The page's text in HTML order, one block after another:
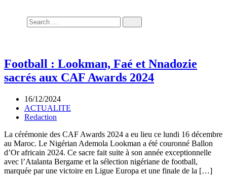
Football : Lookman, Faé et Nnadozie
sacrés aux CAF Awards 2024
16/12/2024
ACTUALITE
Redaction
La cérémonie des CAF Awards 2024 a eu lieu ce lundi 16 décembre
au Maroc. Le Nigérian Ademola Lookman a été couronné Ballon
d’Or africain 2024. Ce sacre fait suite à son année exceptionnelle
avec l’Atalanta Bergame et la sélection nigériane de football,
marquée par une victoire en Ligue Europa et une finale de la […]